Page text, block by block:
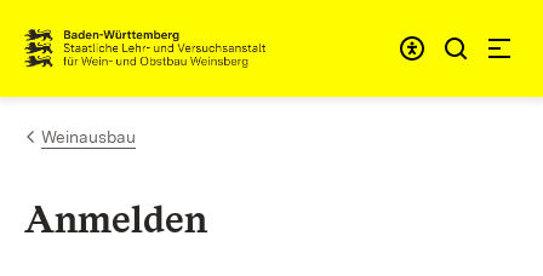
Zum Inhalt springen
Link zur Startseite
Weinausbau
Anmelden